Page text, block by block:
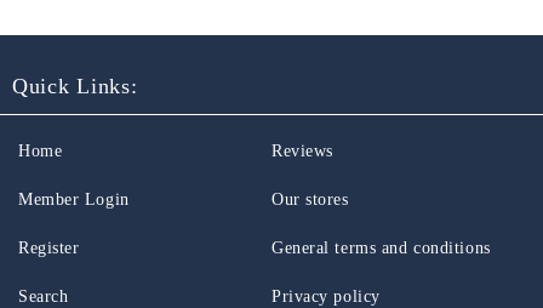
Quick Links:
Home
Member Login
Register
Search
Reviews
Our stores
General terms and conditions
Privacy policy